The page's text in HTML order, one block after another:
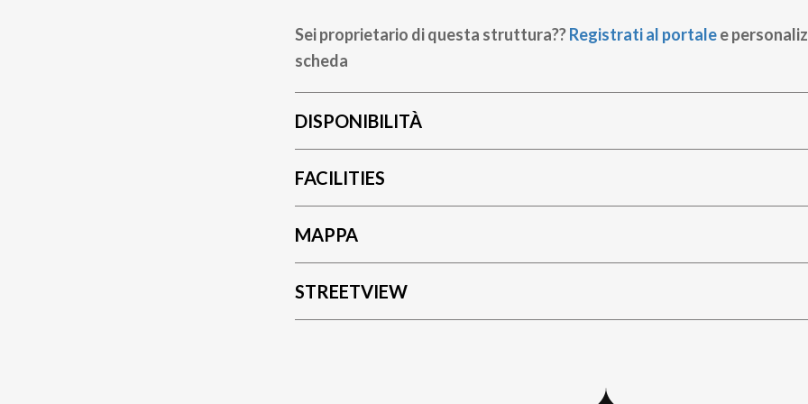
Sei proprietario di questa struttura??Registrati al portalee
scheda
DISPONIBILITÀ
FACILITIES
MAPPA
STREETVIEW